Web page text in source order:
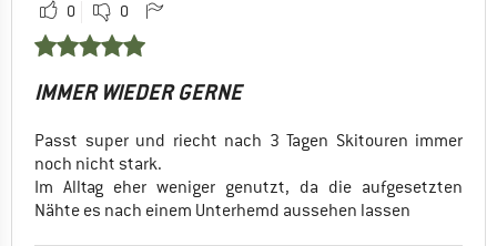
0 0
IMMER WIEDER GERNE
Passt super und riecht nach 3 Tagen Skitouren immer
noch nicht stark.
Im Alltag eher weniger genutzt, da die aufgesetzten
Nähte es nach einem Unterhemd aussehen lassen